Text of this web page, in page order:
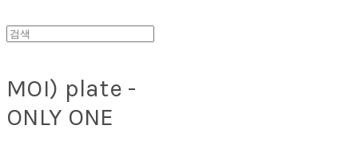
MOI) plate -
ONLY ONE